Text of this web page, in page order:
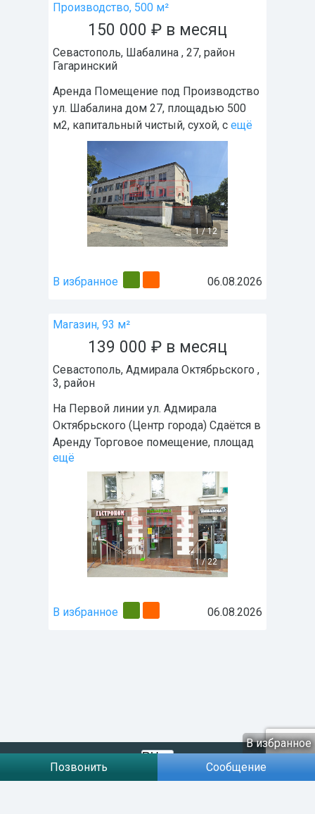
В избранное
Производство, 500 м²
150 000 ₽ в месяц
Севастополь, Шабалина , 27, район
Гагаринский
Аренда Помещение под Производство
ул. Шабалина дом 27, площадью 500
м2, капитальный чистый, сухой, с ещё
1/12
В избранное 06.08.2026
Магазин, 93 м²
139 000 ₽ в месяц
Севастополь, Адмирала Октябрьского ,
3, район
На Первой линии ул. Адмирала
Октябрьского (Центр города) Сдаётся в
Аренду Торговое помещение, площад
ещё
1/22
В избранное 06.08.2026
Договір публічної оферти
Позвонить Сообщение